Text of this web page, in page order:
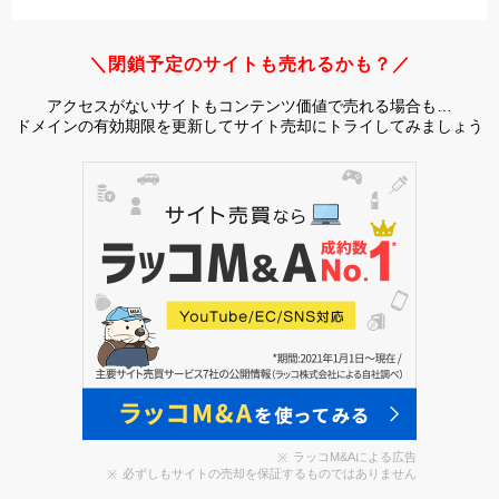
＼閉鎖予定のサイトも売れるかも？／
アクセスがないサイトもコンテンツ価値で売れる場合も…
ドメインの有効期限を更新してサイト売却にトライしてみましょう
ラッコM&Aによる広告
必ずしもサイトの売却を保証するものではありません